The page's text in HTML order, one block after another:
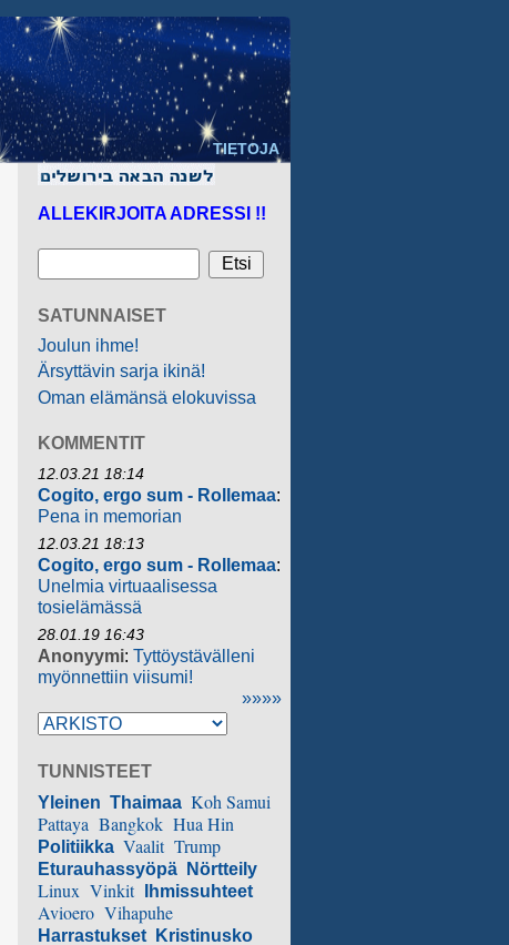
TIETOJA
ALLEKIRJOITA ADRESSI !!
SATUNNAISET
Joulun ihme!
Ärsyttävin sarja ikinä!
Oman elämänsä elokuvissa
KOMMENTIT
12.03.21 18:14
Cogito, ergo sum - Rollemaa:
Pena in memorian
12.03.21 18:13
Cogito, ergo sum - Rollemaa:
Unelmia virtuaalisessa
tosielämässä
28.01.19 16:43
Anonyymi: Tyttöystävälleni
myönnettiin viisumi!
»»»»
TUNNISTEET
Yleinen Thaimaa Koh Samui
Pattaya Bangkok Hua Hin
Politiikka Vaalit Trump
Eturauhassyöpä Nörtteily
Linux Vinkit Ihmissuhteet
Avioero Vihapuhe
Harrastukset Kristinusko